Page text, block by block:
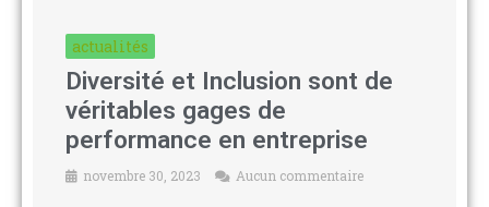
actualités
Diversité et Inclusion sont de
véritables gages de
performance en entreprise
novembre 30, 2023 Aucun commentaire